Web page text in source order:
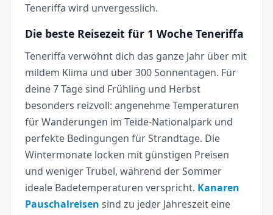
Teneriffa wird unvergesslich.
Die beste Reisezeit für 1 Woche Teneriffa
Teneriffa verwöhnt dich das ganze Jahr über mit
mildem Klima und über 300 Sonnentagen. Für
deine 7 Tage sind Frühling und Herbst
besonders reizvoll: angenehme Temperaturen
für Wanderungen im Teide-Nationalpark und
perfekte Bedingungen für Strandtage. Die
Wintermonate locken mit günstigen Preisen
und weniger Trubel, während der Sommer
ideale Badetemperaturen verspricht. Kanaren
Pauschalreisen sind zu jeder Jahreszeit eine